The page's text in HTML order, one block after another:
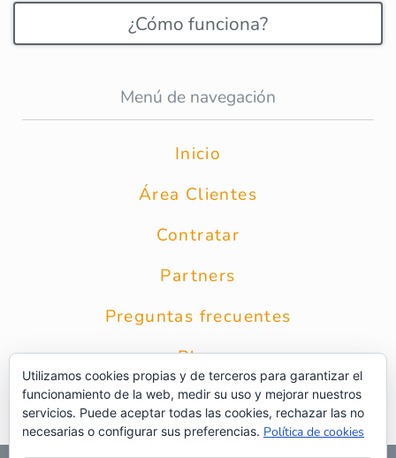
¿Cómo funciona?
Menú de navegación
Inicio
Área Clientes
Contratar
Partners
Preguntas frecuentes
Blog
Contacto
Utilizamos cookies propias y de terceros para garantizar el
funcionamiento de la web, medir su uso y mejorar nuestros
servicios. Puede aceptar todas las cookies, rechazar las no
necesarias o configurar sus preferencias. Política de cookies